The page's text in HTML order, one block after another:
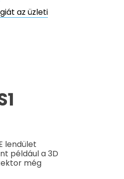
az üzleti
lendület
például a 3D
még